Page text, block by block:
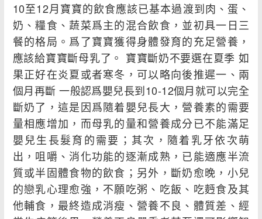
綜合
疾病
10至12月寶寶的飲食應該已基本過渡到肉、蛋、
奶、糧食、蔬菜爲主的混合飲食，並初具一日三
餐的格局。爲了寶寶獲得身體發育的充足營養，
應該給寶寶斷母乳了。 寶寶斷奶不要選在夏季 如
果正好在炎夏或者寒冬，可以略向後推遲一、兩
個月再斷 一般認爲嬰兒長到10-12個月就可以完全
斷奶了，這是因爲隨着嬰兒長大，營養素的需要
量相應增加，而母乳的量和營養成分已不能滿足
嬰兒生長髮育的需要；其次，隨着乳牙依次萌
出，咀嚼、消化功能的逐漸成熟，已能適應半流
質或半固體食物的飲食；另外，斷奶愈晚，小兒
的戀乳心理愈強，不願吃粥、吃飯、吃麪食及其
他輔食，最終造成消瘦、營養不良、體質差、經